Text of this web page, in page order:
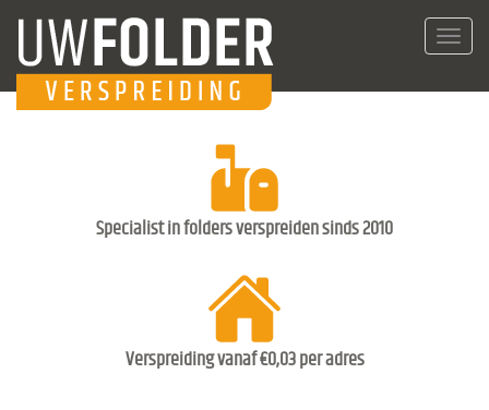
Specialist in folders verspreiden sinds 2010
Verspreiding vanaf €0,03 per adres